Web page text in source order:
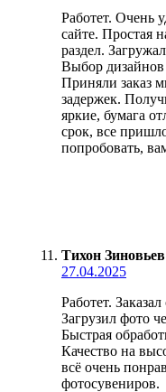
Работет. Очень
сайте. Простая
раздел.
Выбор
Приняли заказ
задержек.
яркие, бумага
срок, все
попробовать,
Тихон Зиновьев
27.04.2025
Работет.
Загрузил фото
Быстрая
Качество на
всё очень
фотосувениров.